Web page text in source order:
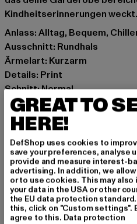
Kindheitserinnerungen weckt.
Anlass: Alltag, Bequem,
Ausschnitt: Rundhals
Ärmelart: Kurzarm
Details: Print
Schnitt: Normal
Marke: Merchcode
Kat.: T-Shirts
Farbe: weiß
Hersteller Farbe: white
Materialzusammensetzung:
Art.Nr: MC581-00220
Hersteller: TB International
Dr.-Robert-Murjahn-Straße
GREAT TO
HERE!
DefShop uses cookies to
save your preferences, analyse
provide and measure interest-
advertising. In addition, we
or to use cookies. This may
your data in the USA or other
the EU data protection
this, click on "Custom settings".
agree to this. Data protection